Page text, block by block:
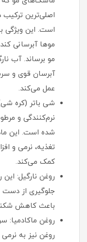
اصلی‌ترین ترکیب
است. این
موها آبرسانی
مو برساند. آب
آبرسان قوی و
عمل می‌کند.
شی باتر (کره
نرم‌کنندگی و
شده است. این
تغذیه، نرمی و
کمک می‌کند.
روغن نارگیل:
جلوگیری از
باعث کاهش
روغن ماکادمیا:
روغن نیز به